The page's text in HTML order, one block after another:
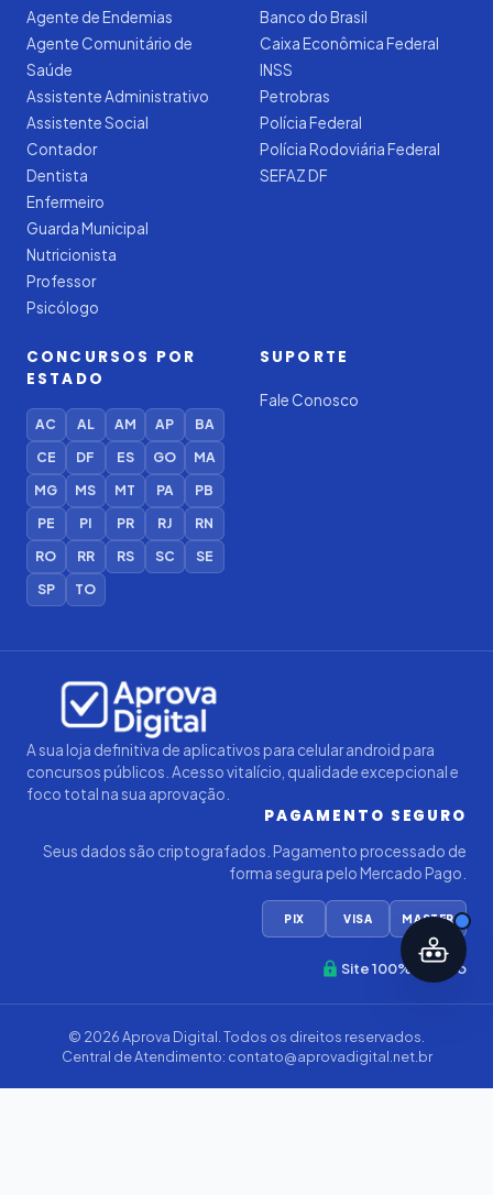
Agente de Endemias
Agente Comunitário de
Saúde
Assistente Administrativo
Assistente Social
Contador
Dentista
Enfermeiro
Guarda Municipal
Nutricionista
Professor
Psicólogo
Banco do Brasil
Caixa Econômica Federal
INSS
Petrobras
Polícia Federal
Polícia Rodoviária Federal
SEFAZ DF
CONCURSOS POR
ESTADO
AC AL AM AP
BA
CE
DF ES GO
MA
MG
MS MT PA
PB
PE
PI PR RJ
RN
RO
RR RS SC
SE
SP
TO
SUPORTE
Fale Conosco
A sua loja definitiva de aplicativos para celular android para
concursos públicos. Acesso vitalício, qualidade excepcional e
foco total na sua aprovação.
PAGAMENTO SEGURO
Seus dados são criptografados. Pagamento processado de
forma segura pelo Mercado Pago.
PIX VISA MASTER
Site 100% Seguro
© 2026Aprova Digital . Todos os direitos reservados.
Central de Atendimento: contato@aprovadigital.net.br